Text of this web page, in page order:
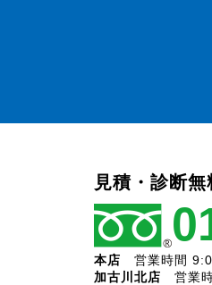
見積・診断
本店 営業時間
加古川北店 営業